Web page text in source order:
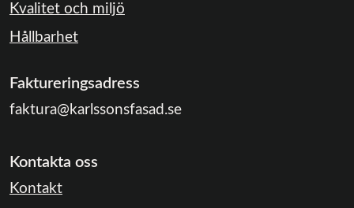
Kvalitet och miljö
Hållbarhet
Faktureringsadress
faktura@karlssonsfasad.se
Kontakta oss
Kontakt